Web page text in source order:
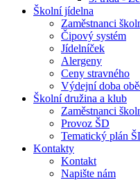
Školní jídelna
Zaměstnanci
Čipový systém
Jídelníček
Alergeny
Ceny stravného
Výdejní doba
Školní družina a klub
Zaměstnanci
Provoz ŠD
Tematický plán
Kontakty
Kontakt
Napište nám